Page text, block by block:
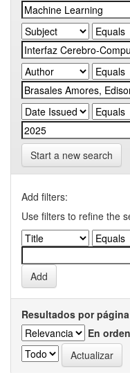
Start a new search
Add filters:
Use filters to refine the
Resultados por página
En orden